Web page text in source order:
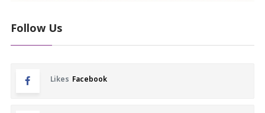
Follow Us
Likes Facebook